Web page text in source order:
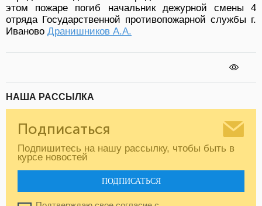
этом пожаре погиб начальник дежурной смены 4
отряда Государственной противопожарной службы г.
Иваново Дранишников А.А.
НАША РАССЫЛКА
Подписаться
Подпишитесь на нашу рассылку, чтобы быть в
курсе новостей
ПОДПИСАТЬСЯ